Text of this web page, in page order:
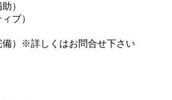
）
ブ）
備）※詳しくはお問合せ下さい